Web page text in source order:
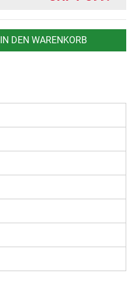
IN DEN WARENKORB